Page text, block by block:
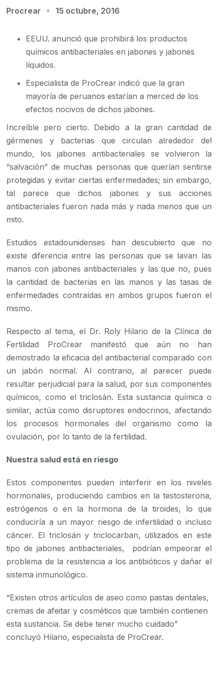
Procrear 15 octubre, 2016
EEUU. anunció que prohibirá los productos
químicos antibacteriales en jabones y jabones
líquidos.
Especialista de ProCrear indicó que la gran
mayoría de peruanos estarían a merced de los
efectos nocivos de dichos jabones.
Increíble pero cierto. Debido a la gran cantidad de
gérmenes y bacterias que circulan alrededor del
mundo, los jabones antibacteriales se volvieron la
“salvación” de muchas personas que querían sentirse
protegidas y evitar ciertas enfermedades; sin embargo,
tal parece que dichos jabones y sus acciones
antibacteriales fueron nada más y nada menos que un
mito.
Estudios estadounidenses han descubierto que no
existe diferencia entre las personas que se lavan las
manos con jabones antibacteriales y las que no, pues
la cantidad de bacterias en las manos y las tasas de
enfermedades contraídas en ambos grupos fueron el
mismo.
Respecto al tema, el Dr. Roly Hilario de la Clínica de
Fertilidad ProCrear manifestó que aún no han
demostrado la eficacia del antibacterial comparado con
un jabón normal. Al contrario, al parecer puede
resultar perjudicial para la salud, por sus componentes
químicos, como el triclosán. Esta sustancia química o
similar, actúa como disruptores endocrinos, afectando
los procesos hormonales del organismo como la
ovulación, por lo tanto de la fertilidad.
Nuestra salud está en riesgo
Estos componentes pueden interferir en los niveles
hormonales, produciendo cambios en la testosterona,
estrógenos o en la hormona de la tiroides, lo que
conduciría a un mayor riesgo de infertilidad o incluso
cáncer. El triclosán y triclocarban, utilizados en este
tipo de jabones antibacteriales, podrían empeorar el
problema de la resistencia a los antibióticos y dañar el
sistema inmunológico.
“Existen otros artículos de aseo como pastas dentales,
cremas de afeitar y cosméticos que también contienen
esta sustancia. Se debe tener mucho cuidado”
concluyó Hilario, especialista de ProCrear.